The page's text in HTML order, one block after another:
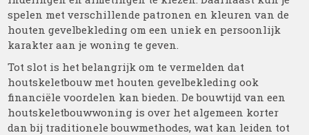
spelen met verschillende patronen en kleuren van de
houten gevelbekleding om een uniek en persoonlijk
karakter aan je woning te geven.
Tot slot is het belangrijk om te vermelden dat
houtskeletbouw met houten gevelbekleding ook
financiële voordelen kan bieden. De bouwtijd van een
houtskeletbouwwoning is over het algemeen korter
dan bij traditionele bouwmethodes, wat kan leiden tot